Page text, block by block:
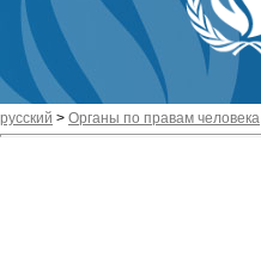
русский > Органы по правам человека